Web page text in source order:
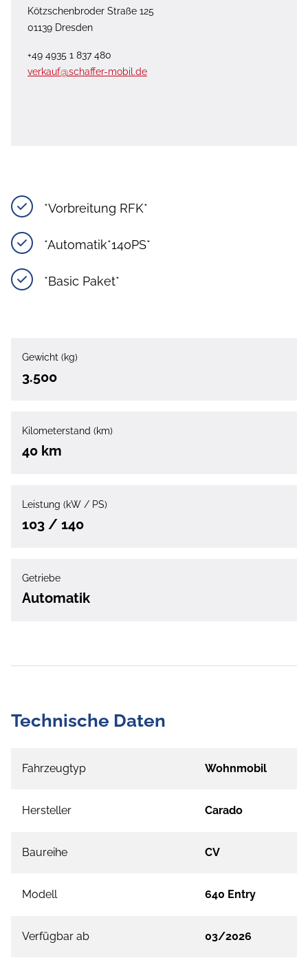
Kötzschenbroder Straße 125
01139 Dresden
+49 4935 1 837 480
verkauf@schaffer-mobil.de
*Vorbreitung RFK*
*Automatik*140PS*
*Basic Paket*
Gewicht (kg)
3.500
Kilometerstand (km)
40 km
Leistung (kW / PS)
103 / 140
Getriebe
Automatik
Technische Daten
Fahrzeugtyp Wohnmobil
Hersteller Carado
Baureihe CV
Modell 640 Entry
Verfügbar ab 03/2026